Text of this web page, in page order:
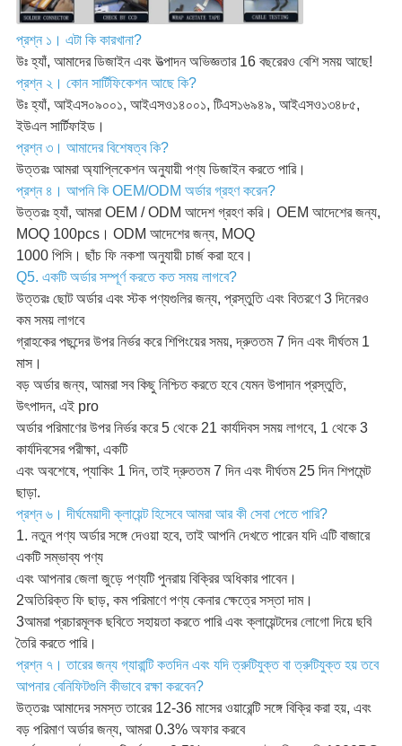
প্রশ্ন ১। এটা কি কারখানা?
উঃ হ্যাঁ, আমাদের ডিজাইন এবং উত্পাদন অভিজ্ঞতার 16 বছরেরও বেশি সময় আছে!
প্রশ্ন ২। কোন সার্টিফিকেশন আছে কি?
উঃ হ্যাঁ, আইএস০৯০০১, আইএসও১৪০০১, টিএস১৬৯৪৯, আইএসও১৩৪৮৫,
ইউএল সার্টিফাইড।
প্রশ্ন ৩। আমাদের বিশেষত্ব কি?
উত্তরঃ আমরা অ্যাপ্লিকেশন অনুযায়ী পণ্য ডিজাইন করতে পারি।
প্রশ্ন ৪। আপনি কি OEM/ODM অর্ডার গ্রহণ করেন?
উত্তরঃ হ্যাঁ, আমরা OEM / ODM আদেশ গ্রহণ করি। OEM আদেশের জন্য,
MOQ 100pcs। ODM আদেশের জন্য, MOQ
1000 পিসি। ছাঁচ ফি নকশা অনুযায়ী চার্জ করা হবে।
Q5. একটি অর্ডার সম্পূর্ণ করতে কত সময় লাগবে?
উত্তরঃ ছোট অর্ডার এবং স্টক পণ্যগুলির জন্য, প্রস্তুতি এবং বিতরণে 3 দিনেরও
কম সময় লাগবে
গ্রাহকের পছন্দের উপর নির্ভর করে শিপিংয়ের সময়, দ্রুততম 7 দিন এবং দীর্ঘতম 1
মাস।
বড় অর্ডার জন্য, আমরা সব কিছু নিশ্চিত করতে হবে যেমন উপাদান প্রস্তুতি,
উৎপাদন, এই pro
অর্ডার পরিমাণের উপর নির্ভর করে 5 থেকে 21 কার্যদিবস সময় লাগবে, 1 থেকে 3
কার্যদিবসের পরীক্ষা, একটি
এবং অবশেষে, প্যাকিং 1 দিন, তাই দ্রুততম 7 দিন এবং দীর্ঘতম 25 দিন শিপমেন্ট
ছাড়া.
প্রশ্ন ৬। দীর্ঘমেয়াদী ক্লায়েন্ট হিসেবে আমরা আর কী সেবা পেতে পারি?
1. নতুন পণ্য অর্ডার সঙ্গে দেওয়া হবে, তাই আপনি দেখতে পারেন যদি এটি বাজারে
একটি সম্ভাব্য পণ্য
এবং আপনার জেলা জুড়ে পণ্যটি পুনরায় বিক্রির অধিকার পাবেন।
2অতিরিক্ত ফি ছাড়, কম পরিমাণে পণ্য কেনার ক্ষেত্রে সস্তা দাম।
3আমরা প্রচারমূলক ছবিতে সহায়তা করতে পারি এবং ক্লায়েন্টদের লোগো দিয়ে ছবি
তৈরি করতে পারি।
প্রশ্ন ৭। তারের জন্য গ্যারান্টি কতদিন এবং যদি ত্রুটিযুক্ত বা ত্রুটিযুক্ত হয় তবে
আপনার বেনিফিটগুলি কীভাবে রক্ষা করবেন?
উত্তরঃ আমাদের সমস্ত তারের 12-36 মাসের ওয়ারেন্টি সঙ্গে বিক্রি করা হয়, এবং
বড় পরিমাণ অর্ডার জন্য, আমরা 0.3% অফার করবে